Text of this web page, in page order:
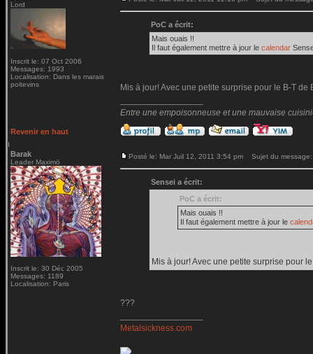
Lord
Inscrit le: 07 Oct 2006
Messages: 1993
Localisation: Dans les marais
poitevins
PoC a écrit:
Mais ouais !!
Il faut également mettre à jour le calendar
Mis à jour! Avec une petite surprise pour le B-T de
Entre une empoisonneuse et une mauvaise
Revenir en haut
Barak
Leader Maximö
Inscrit le: 30 Déc 2005
Messages: 1189
Localisation: Paris
Posté le: Mar Juil 12, 2011 3:54 pm Sujet du message:
Sensei a écrit:
PoC a écrit:
Mais ouais !!
Il faut également mettre à jour le
Mis à jour! Avec une petite surprise pour
???
Metalsickness.com